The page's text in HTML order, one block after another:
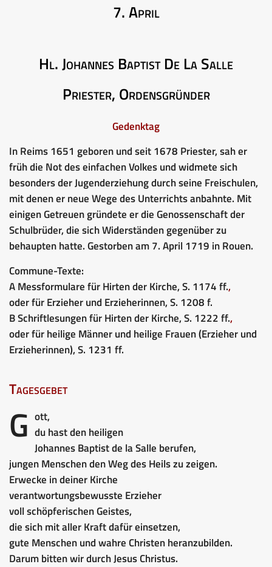
7. April
Hl. Johannes Baptist De La Salle
Priester, Ordensgründer
Gedenktag
In Reims 1651 geboren und seit 1678 Priester, sah er
früh die Not des einfachen Volkes und widmete sich
besonders der Jugenderziehung durch seine Freischulen,
mit denen er neue Wege des Unterrichts anbahnte. Mit
einigen Getreuen gründete er die Genossenschaft der
Schulbrüder, die sich Widerständen gegenüber zu
behaupten hatte. Gestorben am 7. April 1719 in Rouen.
Commune-Texte:
A Messformulare für Hirten der Kirche, S. 1174 ff.,
oder für Erzieher und Erzieherinnen, S. 1208 f.
B Schriftlesungen für Hirten der Kirche, S. 1222 ff.,
oder für heilige Männer und heilige Frauen (Erzieher und
Erzieherinnen), S. 1231 ff.
Tagesgebet
G ott,
du hast den heiligen
Johannes Baptist de la Salle berufen,
jungen Menschen den Weg des Heils zu zeigen.
Erwecke in deiner Kirche
verantwortungsbewusste Erzieher
voll schöpferischen Geistes,
die sich mit aller Kraft dafür einsetzen,
gute Menschen und wahre Christen heranzubilden.
Darum bitten wir durch Jesus Christus.